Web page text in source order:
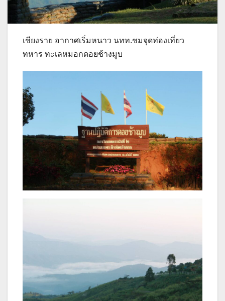
เชียงราย อากาศเริ่มหนาว นทท.ชมจุดท่องเที่ยว
ทหาร ทะเลหมอกดอยช้างมูบ